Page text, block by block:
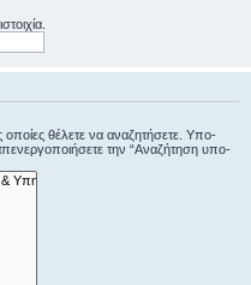
οποίες θέλετε να αναζητήσετε. Υπο-
την “Αναζήτηση υπο-